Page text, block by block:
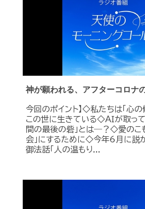
神が願われる、アフターコロナ
今回のポイント】◇私たちは「心の
この世に生きている◇ＡＩが取っ
間の最後の砦」とは―？◇愛のこ
会」にするために◇今年6月に説
御法話「人の温もり...